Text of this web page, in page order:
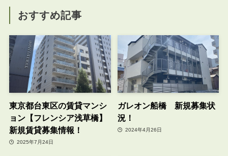
おすすめ記事
東京都台東区の賃貸マンシ
ョン【フレンシア浅草橋】
新規賃貸募集情報！
2025年7月24日
ガレオン船橋 新規募集状
況！
2024年4月26日